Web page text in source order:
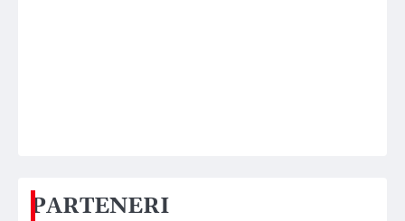
PARTENERI